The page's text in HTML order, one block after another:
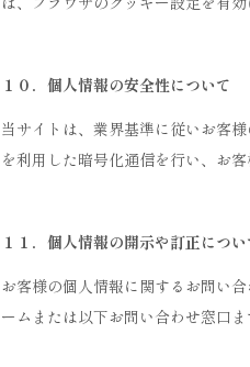
１０．個人情報の安全性について
当サイトは、業界基準に従いお客
を利用した暗号化通信を行い、お
１１．個人情報の開示や訂正につい
お客様の個人情報に関するお問い
ームまたは以下お問い合わせ窓口ま